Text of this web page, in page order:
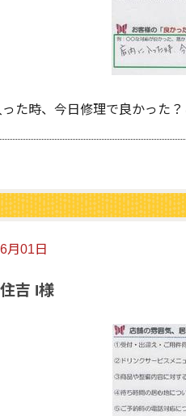
た時、今日修理で良かった
月01日
吉 I様